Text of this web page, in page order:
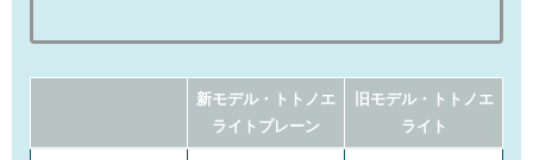
新モデル・トトノエ
ライトプレーン
旧モデル・トトノエ
ライト